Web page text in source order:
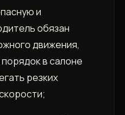
и
обязан
движения,
в салоне
резких